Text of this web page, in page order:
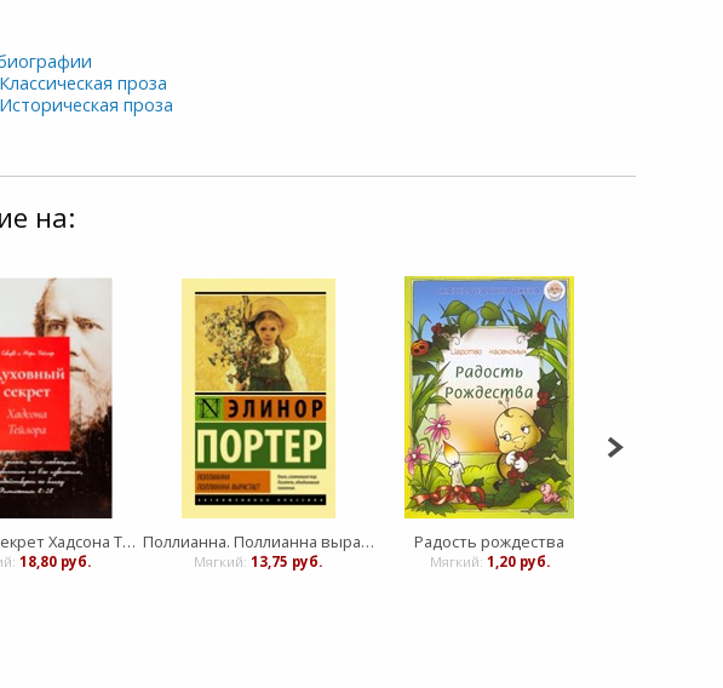
Классическая проза
Историческая проза
на:
Духовный секрет Хадсона Тейлора
18,80 руб.
Поллианна. Поллианна вырастает
Мягкий:13,75 руб.
Радость рождества
Мягкий: 1,20 руб.